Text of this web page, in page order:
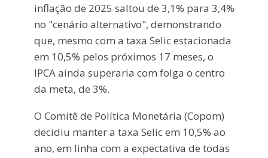
inflação de 2025 saltou de 3,1% para 3,4%
no "cenário alternativo", demonstrando
que, mesmo com a taxa Selic estacionada
em 10,5% pelos próximos 17 meses, o
IPCA ainda superaria com folga o centro
da meta, de 3%.
O Comitê de Política Monetária (Copom)
decidiu manter a taxa Selic em 10,5% ao
ano, em linha com a expectativa de todas